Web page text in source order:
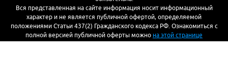
Вся представленная на сайте информация носит информационный
характер и не является публичной офертой, определяемой
положениями Статьи 437(2) Гражданского кодекса РФ. Ознакомиться с
полной версией публичной оферты можно на этой странице